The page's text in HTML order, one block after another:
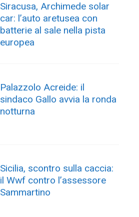
Siracusa, Archimede solar
car: l’auto aretusea con
batterie al sale nella pista
europea
Palazzolo Acreide: il
sindaco Gallo avvia la ronda
notturna
Sicilia, scontro sulla caccia:
il Wwf contro l’assessore
Sammartino